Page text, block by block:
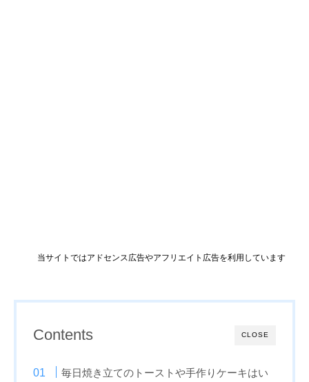
当サイトではアドセンス広告やアフリエイト広告を利用しています
CLOSE
Contents
毎日焼き立てのトーストや手作りケーキはい